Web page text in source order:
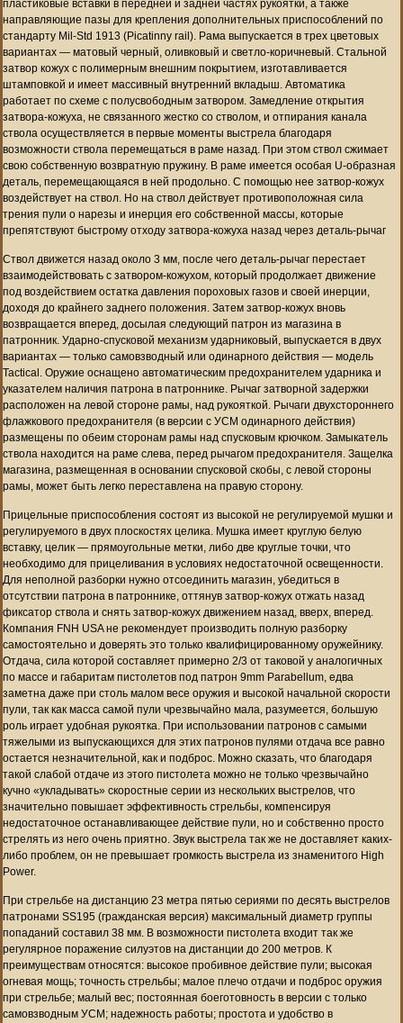
пластиковые вставки в передней и задней частях рукоятки, а также
направляющие пазы для крепления дополнительных приспособлений по
стандарту Mil-Std 1913 (Picatinny rail). Рама выпускается в трех цветовых
вариантах — матовый черный, оливковый и светло-коричневый. Стальной
затвор кожух с полимерным внешним покрытием, изготавливается
штамповкой и имеет массивный внутренний вкладыш. Автоматика
работает по схеме с полусвободным затвором. Замедление открытия
затвора-кожуха, не связанного жестко со стволом, и отпирания канала
ствола осуществляется в первые моменты выстрела благодаря
возможности ствола перемещаться в раме назад. При этом ствол сжимает
свою собственную возвратную пружину. В раме имеется особая U-образная
деталь, перемещающаяся в ней продольно. С помощью нее затвор-кожух
воздействует на ствол. Но на ствол действует противоположная сила
трения пули о нарезы и инерция его собственной массы, которые
препятствуют быстрому отходу затвора-кожуха назад через деталь-рычаг
Ствол движется назад около 3 мм, после чего деталь-рычаг перестает
взаимодействовать с затвором-кожухом, который продолжает движение
под воздействием остатка давления пороховых газов и своей инерции,
доходя до крайнего заднего положения. Затем затвор-кожух вновь
возвращается вперед, досылая следующий патрон из магазина в
патронник. Ударно-спусковой механизм ударниковый, выпускается в двух
вариантах — только самовзводный или одинарного действия — модель
Tactical. Оружие оснащено автоматическим предохранителем ударника и
указателем наличия патрона в патроннике. Рычаг затворной задержки
расположен на левой стороне рамы, над рукояткой. Рычаги двухстороннего
флажкового предохранителя (в версии с УСМ одинарного действия)
размещены по обеим сторонам рамы над спусковым крючком. Замыкатель
ствола находится на раме слева, перед рычагом предохранителя. Защелка
магазина, размещенная в основании спусковой скобы, с левой стороны
рамы, может быть легко переставлена на правую сторону.
Прицельные приспособления состоят из высокой не регулируемой мушки и
регулируемого в двух плоскостях целика. Мушка имеет круглую белую
вставку, целик — прямоугольные метки, либо две круглые точки, что
необходимо для прицеливания в условиях недостаточной освещенности.
Для неполной разборки нужно отсоединить магазин, убедиться в
отсутствии патрона в патроннике, оттянув затвор-кожух отжать назад
фиксатор ствола и снять затвор-кожух движением назад, вверх, вперед.
Компания FNH USA не рекомендует производить полную разборку
самостоятельно и доверять это только квалифицированному оружейнику.
Отдача, сила которой составляет примерно 2/3 от таковой у аналогичных
по массе и габаритам пистолетов под патрон 9mm Parabellum, едва
заметна даже при столь малом весе оружия и высокой начальной скорости
пули, так как масса самой пули чрезвычайно мала, разумеется, большую
роль играет удобная рукоятка. При использовании патронов с самыми
тяжелыми из выпускающихся для этих патронов пулями отдача все равно
остается незначительной, как и подброс. Можно сказать, что благодаря
такой слабой отдаче из этого пистолета можно не только чрезвычайно
кучно «укладывать» скоростные серии из нескольких выстрелов, что
значительно повышает эффективность стрельбы, компенсируя
недостаточное останавливающее действие пули, но и собственно просто
стрелять из него очень приятно. Звук выстрела так же не доставляет каких-
либо проблем, он не превышает громкость выстрела из знаменитого High
Power.
При стрельбе на дистанцию 23 метра пятью сериями по десять выстрелов
патронами SS195 (гражданская версия) максимальный диаметр группы
попаданий составил 38 мм. В возможности пистолета входит так же
регулярное поражение силуэтов на дистанции до 200 метров. К
преимуществам относятся: высокое пробивное действие пули; высокая
огневая мощь; точность стрельбы; малое плечо отдачи и подброс оружия
при стрельбе; малый вес; постоянная боеготовность в версии с только
самовзводным УСМ; надежность работы; простота и удобство в